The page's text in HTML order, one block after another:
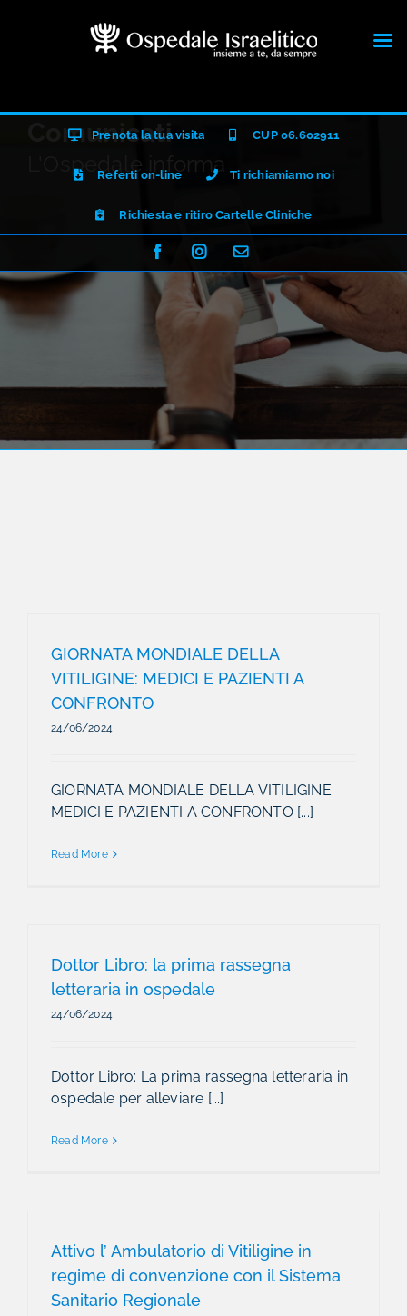
Prenota la tua visita CUP 06.602911
Referti on-line Ti richiamiamo noi
Richiesta e ritiro Cartelle Cliniche
FacebookInstagramEmail
Comunicati
L'Ospedale informa
GIORNATA MONDIALE DELLA
VITILIGINE: MEDICI E PAZIENTI A
CONFRONTO
24/06/2024
GIORNATA MONDIALE DELLA VITILIGINE:
MEDICI E PAZIENTI A CONFRONTO [...]
Read More
Dottor Libro: la prima rassegna
letteraria in ospedale
24/06/2024
Dottor Libro: La prima rassegna letteraria in
ospedale per alleviare [...]
Read More
Attivo l’ Ambulatorio di Vitiligine in
regime di convenzione con il Sistema
Sanitario Regionale